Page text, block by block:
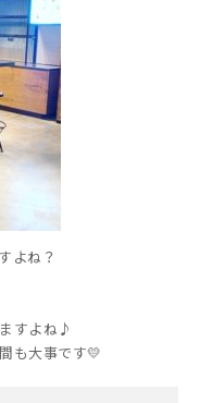
よね？
すよね♪
も大事です💛